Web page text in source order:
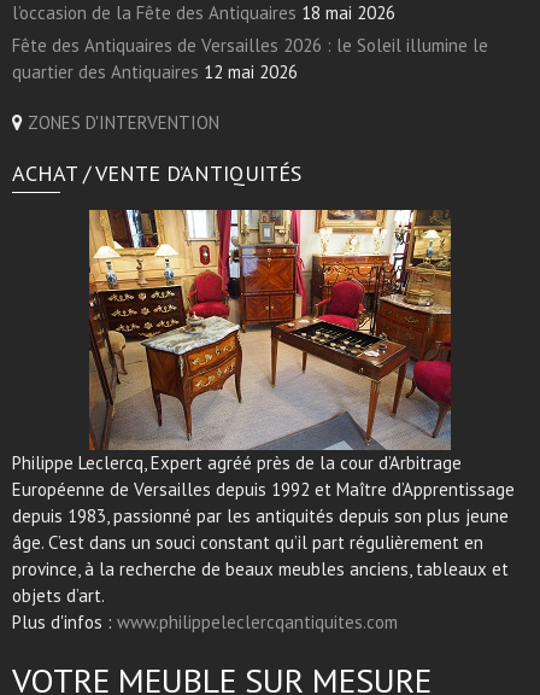
l’occasion de la Fête des Antiquaires 18 mai 2026
Fête des Antiquaires de Versailles 2026 : le Soleil illumine le
quartier des Antiquaires 12 mai 2026
ZONES D'INTERVENTION
ACHAT / VENTE D’ANTIQUITÉS
Philippe Leclercq, Expert agréé près de la cour d’Arbitrage
Européenne de Versailles depuis 1992 et Maître d’Apprentissage
depuis 1983, passionné par les antiquités depuis son plus jeune
âge. C’est dans un souci constant qu’il part régulièrement en
province, à la recherche de beaux meubles anciens, tableaux et
objets d’art.
Plus d'infos : www.philippeleclercqantiquites.com
VOTRE MEUBLE SUR MESURE